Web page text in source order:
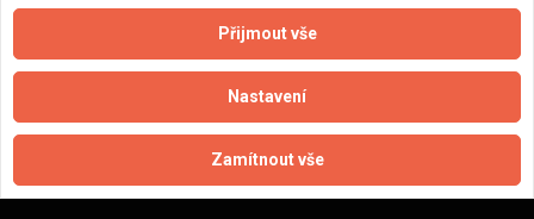
Zásady pro používání souborů cookie
Obchodní podmínky (zprostředkování)
Obchodní podmínky (rozpočtování)
Reference
Naše excelové tabulky online
Naše služby
Přijmout vše
Nastavení
Zamítnout vše